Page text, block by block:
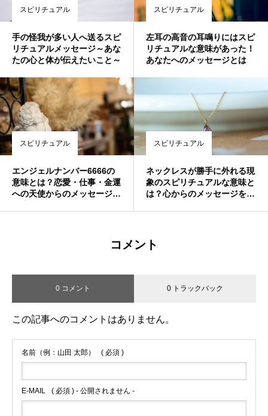
スピリチュアル
手の怪我が多い人へ送るスピ
リチュアルメッセージ～あな
たの心と体が伝えたいこと～
スピリチュアル
左耳の高音の耳鳴りにはスピ
リチュアルな意味があった！
あなたへのメッセージとは
スピリチュアル
エンジェルナンバー6666の
意味とは？恋愛・仕事・金運
への天使からのメッセージを
スピリチュアル
ネックレスが勝手に外れる現
象のスピリチュアルな意味と
は？心からのメッセージを読
コメント
0 コメント 0 トラックバック
この記事へのコメントはありません。
名前（例：山田 太郎） ( 必須 )
E-MAIL ( 必須 ) - 公開されません -